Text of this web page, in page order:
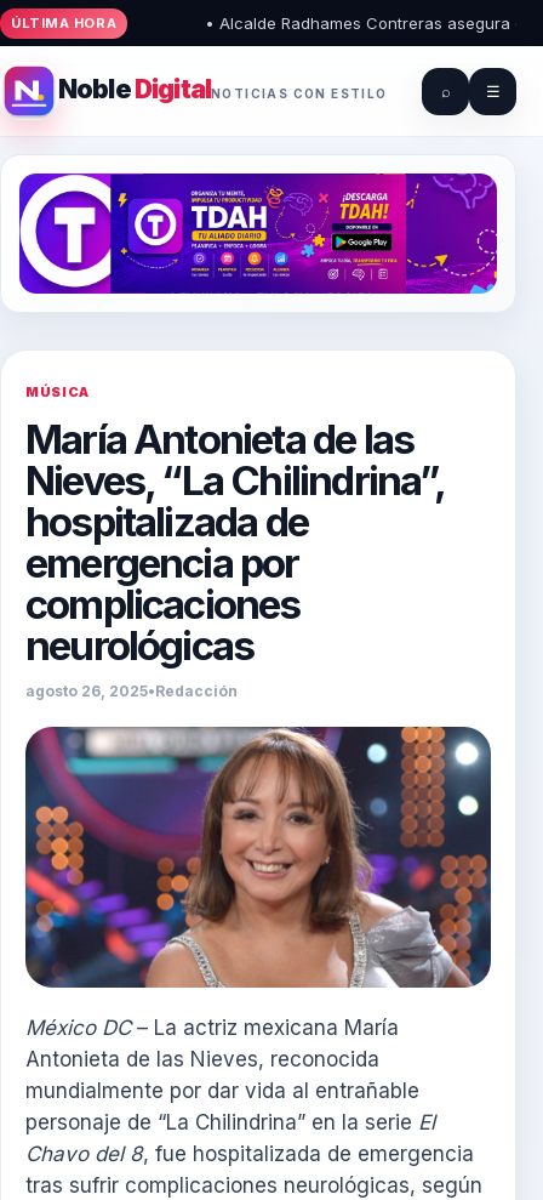
ÚLTIMA HORA • Alcalde Radhames Contreras asegura que
NobleDigitalNOTICIAS CON ESTILO ⌕ ☰
MÚSICA
María Antonieta de las
Nieves, “La Chilindrina”,
hospitalizada de
emergencia por
complicaciones
neurológicas
agosto 26, 2025•Redacción
México DC– La actriz mexicana María
Antonieta de las Nieves, reconocida
mundialmente por dar vida al entrañable
personaje de “La Chilindrina” en la serie El
Chavo del 8, fue hospitalizada de emergencia
tras sufrir complicaciones neurológicas, según